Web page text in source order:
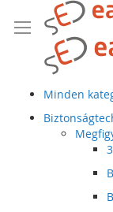
Minden